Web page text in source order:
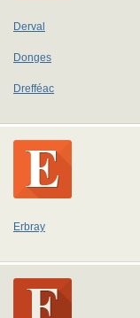
Derval
Donges
Drefféac
Erbray